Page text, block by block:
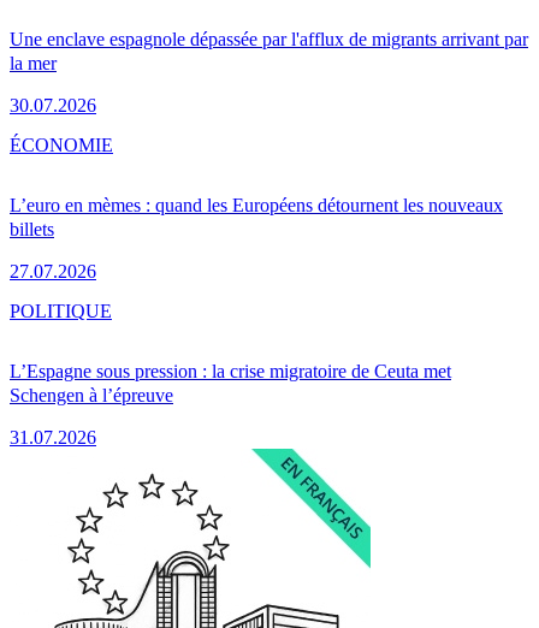
Une enclave espagnole dépassée par l'afflux de migrants arrivant par
la mer
30.07.2026
L’euro en mèmes : quand les Européens détournent les nouveaux
billets
27.07.2026
ÉCONOMIE
L’Espagne sous pression : la crise migratoire de Ceuta met
Schengen à l’épreuve
31.07.2026
POLITIQUE